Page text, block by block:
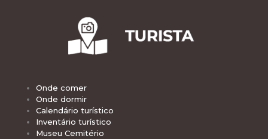
Onde comer
Onde dormir
Calendário turístico
Inventário turístico
Museu Cemitério